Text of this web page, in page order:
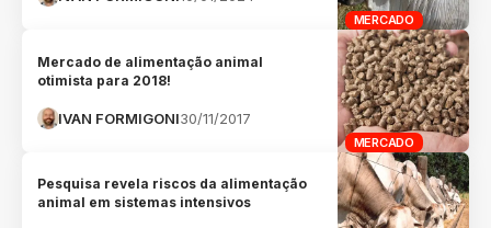
MERCADO
MERCADO
Mercado de alimentação animal
otimista para 2018!
IVAN FORMIGONI30/11/2017
Pesquisa revela riscos da alimentação
animal em sistemas intensivos